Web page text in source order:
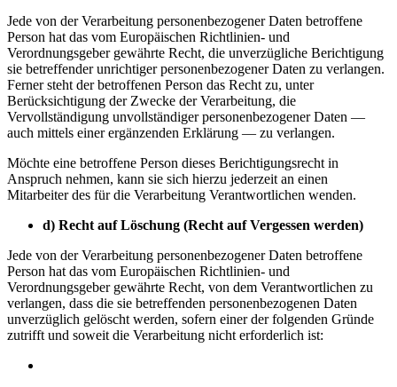
Jede von der Verarbeitung personenbezogener Daten betroffene
Person hat das vom Europäischen Richtlinien- und
Verordnungsgeber gewährte Recht, die unverzügliche Berichtigung
sie betreffender unrichtiger personenbezogener Daten zu verlangen.
Ferner steht der betroffenen Person das Recht zu, unter
Berücksichtigung der Zwecke der Verarbeitung, die
Vervollständigung unvollständiger personenbezogener Daten —
auch mittels einer ergänzenden Erklärung — zu verlangen.
Möchte eine betroffene Person dieses Berichtigungsrecht in
Anspruch nehmen, kann sie sich hierzu jederzeit an einen
Mitarbeiter des für die Verarbeitung Verantwortlichen wenden.
d) Recht auf Löschung (Recht auf Vergessen werden)
Jede von der Verarbeitung personenbezogener Daten betroffene
Person hat das vom Europäischen Richtlinien- und
Verordnungsgeber gewährte Recht, von dem Verantwortlichen zu
verlangen, dass die sie betreffenden personenbezogenen Daten
unverzüglich gelöscht werden, sofern einer der folgenden Gründe
zutrifft und soweit die Verarbeitung nicht erforderlich ist: